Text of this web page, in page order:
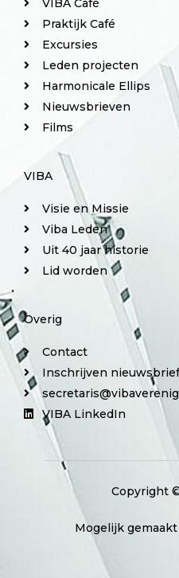
Praktijk Café
Excursies
Leden projecten
Harmonicale Ellips
Nieuwsbrieven
Films
VIBA
Visie en Missie
Viba Leden
Uit 40 jaar historie
Lid worden
Overig
Contact
Inschrijven nieuwsbrief
VIBA LinkedIn
Copyright
Mogelijk